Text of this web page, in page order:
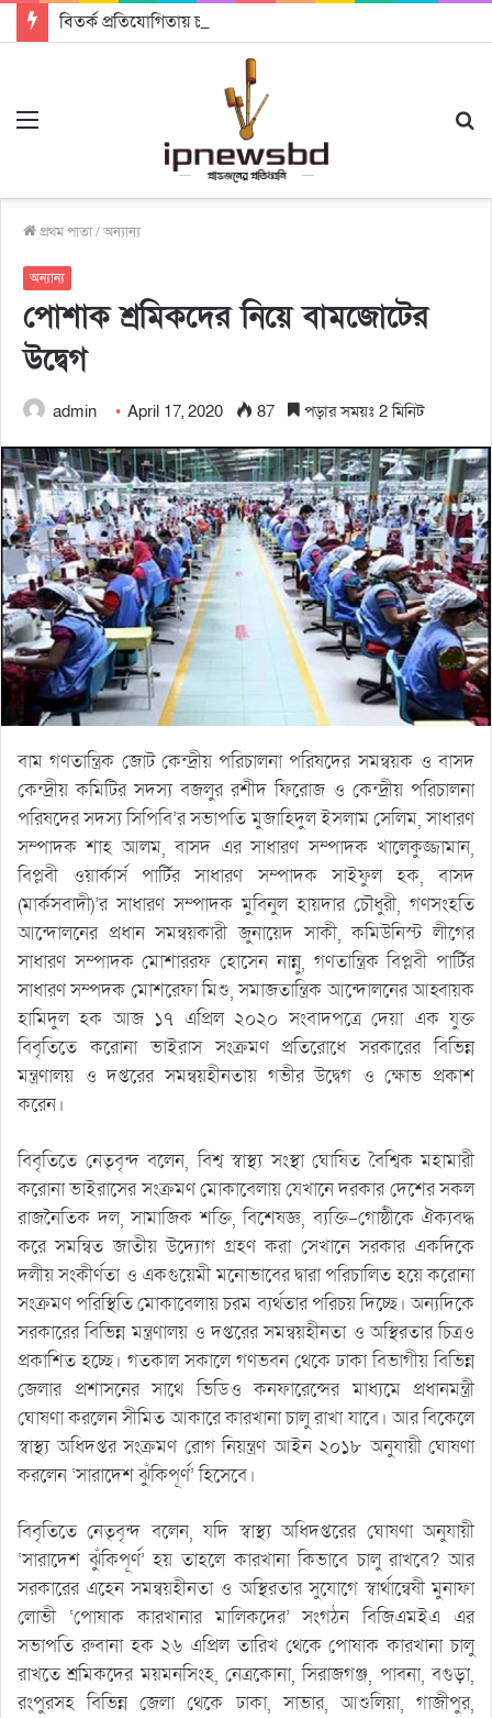
প্রথম পাতা/অন্যান্য
অন্যান্য
পোশাক শ্রমিকদের নিয়ে বামজোটের
উদ্বেগ
admin April 17, 2020 87 পড়ার সময়ঃ 2 মিনিট
বাম গণতান্ত্রিক জোট কেন্দ্রীয় পরিচালনা পরিষদের সমন্বয়ক ও বাসদ
কেন্দ্রীয় কমিটির সদস্য বজলুর রশীদ ফিরোজ ও কেন্দ্রীয় পরিচালনা
পরিষদের সদস্য সিপিবি’র সভাপতি মুজাহিদুল ইসলাম সেলিম, সাধারণ
সম্পাদক শাহ আলম, বাসদ এর সাধারণ সম্পাদক খালেকুজ্জামান,
বিপ্লবী ওয়ার্কার্স পার্টির সাধারণ সম্পাদক সাইফুল হক, বাসদ
(মার্কসবাদী)’র সাধারণ সম্পাদক মুবিনুল হায়দার চৌধুরী, গণসংহতি
আন্দোলনের প্রধান সমন্বয়কারী জুনায়েদ সাকী, কমিউনিস্ট লীগের
সাধারণ সম্পাদক মোশাররফ হোসেন নান্নু, গণতান্ত্রিক বিপ্লবী পার্টির
সাধারণ সম্পদক মোশরেফা মিশু, সমাজতান্ত্রিক আন্দোলনের আহ্বায়ক
হামিদুল হক আজ ১৭ এপ্রিল ২০২০ সংবাদপত্রে দেয়া এক যুক্ত
বিবৃতিতে করোনা ভাইরাস সংক্রমণ প্রতিরোধে সরকারের বিভিন্ন
মন্ত্রণালয় ও দপ্তরের সমন্বয়হীনতায় গভীর উদ্বেগ ও ক্ষোভ প্রকাশ
করেন।
বিবৃতিতে নেতৃবৃন্দ বলেন, বিশ্ব স্বাস্থ্য সংস্থা ঘোষিত বৈশ্বিক মহামারী
করোনা ভাইরাসের সংক্রমণ মোকাবেলায় যেখানে দরকার দেশের সকল
রাজনৈতিক দল, সামাজিক শক্তি, বিশেষজ্ঞ, ব্যক্তি-গোষ্ঠীকে ঐক্যবদ্ধ
করে সমন্বিত জাতীয় উদ্যোগ গ্রহণ করা সেখানে সরকার একদিকে
দলীয় সংকীর্ণতা ও একগুয়েমী মনোভাবের দ্বারা পরিচালিত হয়ে করোনা
সংক্রমণ পরিস্থিতি মোকাবেলায় চরম ব্যর্থতার পরিচয় দিচ্ছে। অন্যদিকে
সরকারের বিভিন্ন মন্ত্রণালয় ও দপ্তরের সমন্বয়হীনতা ও অস্থিরতার চিত্রও
প্রকাশিত হচ্ছে। গতকাল সকালে গণভবন থেকে ঢাকা বিভাগীয় বিভিন্ন
জেলার প্রশাসনের সাথে ভিডিও কনফারেন্সের মাধ্যমে প্রধানমন্ত্রী
ঘোষণা করলেন সীমিত আকারে কারখানা চালু রাখা যাবে। আর বিকেলে
স্বাস্থ্য অধিদপ্তর সংক্রমণ রোগ নিয়ন্ত্রণ আইন ২০১৮ অনুযায়ী ঘোষণা
করলেন ‘সারাদেশ ঝুঁকিপূর্ণ’ হিসেবে।
বিবৃতিতে নেতৃবৃন্দ বলেন, যদি স্বাস্থ্য অধিদপ্তরের ঘোষণা অনুযায়ী
‘সারাদেশ ঝুঁকিপূর্ণ’ হয় তাহলে কারখানা কিভাবে চালু রাখবে? আর
সরকারের এহেন সমন্বয়হীনতা ও অস্থিরতার সুযোগে স্বার্থান্বেষী মুনাফা
লোভী ‘পোষাক কারখানার মালিকদের’ সংগঠন বিজিএমইএ এর
সভাপতি রুবানা হক ২৬ এপ্রিল তারিখ থেকে পোষাক কারখানা চালু
রাখতে শ্রমিকদের ময়মনসিংহ, নেত্রকোনা, সিরাজগঞ্জ, পাবনা, বগুড়া,
রংপুরসহ বিভিন্ন জেলা থেকে ঢাকা, সাভার, আশুলিয়া, গাজীপুর,